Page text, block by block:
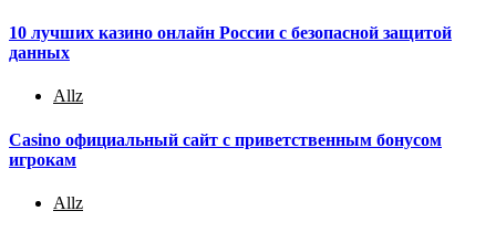
10 лучших казино онлайн России с безопасной защитой
данных
Allz
Casino официальный сайт с приветственным бонусом
игрокам
Allz